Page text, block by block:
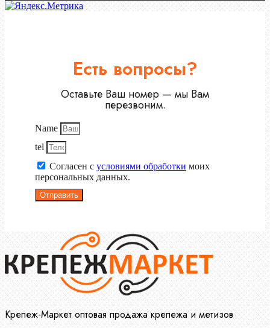
Есть вопросы?
Оставьте Ваш номер — мы Вам
перезвоним.
Name
tel
Согласен с условиями обработки моих
персональных данных.
Отправить
Крепеж-Маркет оптовая продажа крепежа и метизов